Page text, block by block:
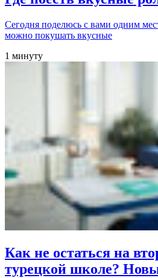
Сегодня поделюсь с вами одним
можно покушать вкусные
1 минуту
Как не остаться на
турецкой школе?